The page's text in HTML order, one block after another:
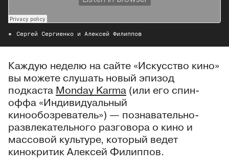
Сергей Сергиенко и Алексей Филиппов
Каждую неделю на сайте «Искусство кино»
вы можете слушать новый эпизод
подкаста Monday Karma (или его спин-
оффа «Индивидуальный
кинообозреватель») — познавательно-
развлекательного разговора о кино и
массовой культуре, который ведет
кинокритик Алексей Филиппов.